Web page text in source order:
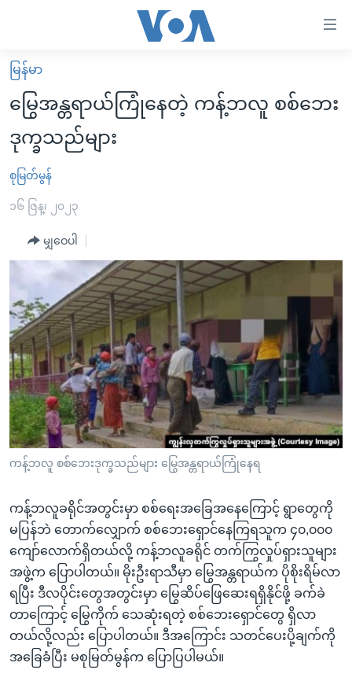
လွယ်ကူ
စေ
Link
များ
ပင်မ
ကြည့်
ရန်
ပင်မ
အ
ညွန်း
စာမျက်နှာ
သို့
ကျော်
ကြည့်
ရှာဖွေ
ရန်
နေရာ
သို့
ကျော်
ရန်
မူလစာမျက်နှာ
မြန်မာ
ကမ္ဘာ့သတင်းများ
နိုင်ငံတကာ
အမေရိကန်
အစ္စရေး-ပါလက်စတိုင်း
ဗွီဒီယို
သတင်းလွတ်လပ်ခွင့်
အင်္ဂလိပ်စာလေ့လာမယ်
အမေရိကန်သုံးအီဒီယံ
မကြေးမုံရဲ့ အင်္ဂလိပ်စာ
ရုပ်ရှင်ထဲက အင်္ဂလိပ်စာ
သုတပဒေသာ အင်္ဂလိပ်စာ
အပတ်စဉ်ကဏ္ဍများ
ရေဒီယို
တီဗွီ
ရေဒီယိုနှင့်ရုပ်သံ အချက်အလက်များ
ရေဒီယို/တီဗွီအစီအစဉ်
Learning English
ဗွီအိုအေ လူမှုကွန်ယက်များ
ဘာသာစကားများ
မြန်မာ
မြွေအန္တရာယ်ကြုံနေတဲ့ ကန့်ဘလူ စစ်ဘေး
ဒုက္ခသည်များ
စုမြတ်မွန်
၁၆ ဇြန္၊ ၂၀၂၃
မျှဝေပါ
ကန့်ဘလူ စစ်ဘေးဒုက္ခသည်များ မြွေအန္တရာယ်ကြုံနေရ
ကန့်ဘလူခရိုင်အတွင်းမှာ စစ်ရေးအခြေအနေကြောင့် ရွာတွေကို
မပြန်ဘဲ တောက်လျှောက် စစ်ဘေးရှောင်နေကြရသူက ၄၀,၀၀၀
ကျော်လောက်ရှိတယ်လို့ ကန့်ဘလူခရိုင် တက်ကြွလှုပ်ရှားသူများ
အဖွဲ့က ပြောပါတယ်။ မိုးဦးရာသီမှာ မြွေအန္တရာယ်က ပိုစိုးရိမ်လာ
ရပြီး ဒီလပိုင်းတွေအတွင်းမှာ မြွေဆိပ်ဖြေဆေးရရှိနိုင်ဖို့ ခက်ခဲ
တာကြောင့် မြွေကိုက် သေဆုံးရတဲ့ စစ်ဘေးရှောင်တွေ ရှိလာ
တယ်လို့လည်း ပြောပါတယ်။ ဒီအကြောင်း သတင်ပေးပို့ချက်ကို
အခြေခံပြီး မစုမြတ်မွန်က ပြောပြပါမယ်။